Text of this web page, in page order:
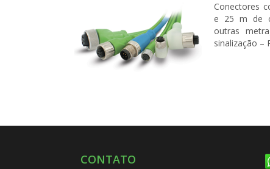
Conectores
e 25 m de
outras
sinalização –
CONTATO